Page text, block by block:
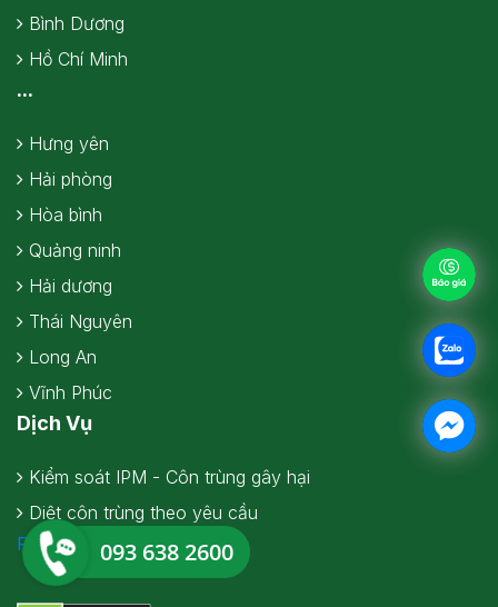
Bình Dương
Hồ Chí Minh
...
Hưng yên
Hải phòng
Hòa bình
Quảng ninh
Hải dương
Thái Nguyên
Long An
Vĩnh Phúc
Dịch Vụ
Kiểm soát IPM - Côn trùng gây hại
Diệt côn trùng theo yêu cầu
Facebook 093 638 2600